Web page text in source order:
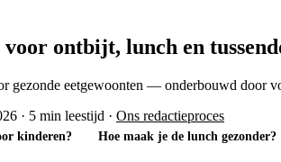
ontbijt, lunch en
gezonde eetgewoonten — onderbouwd door
· 5 min leestijd · Ons redactieproces
kinderen? Hoe maak je de lunch gezonder?